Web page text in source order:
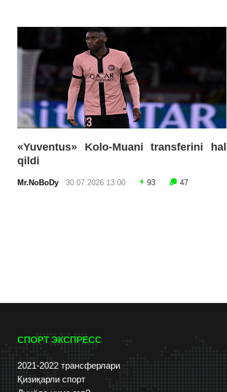
«Yuventus» Kolo-Muani transferini hal
qildi
Mr.NoBoDy 30.07.2026 13:00 93 47
СПОРТ ЭКСПРЕСС
2021-2022 трансферлари
Қизиқарли спорт